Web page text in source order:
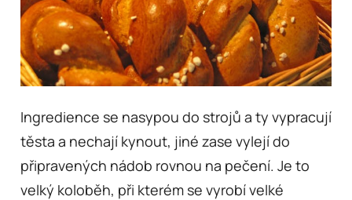
Ingredience se nasypou do strojů a ty vypracují
těsta a nechají kynout, jiné zase vylejí do
připravených nádob rovnou na pečení. Je to
velký koloběh, při kterém se vyrobí velké